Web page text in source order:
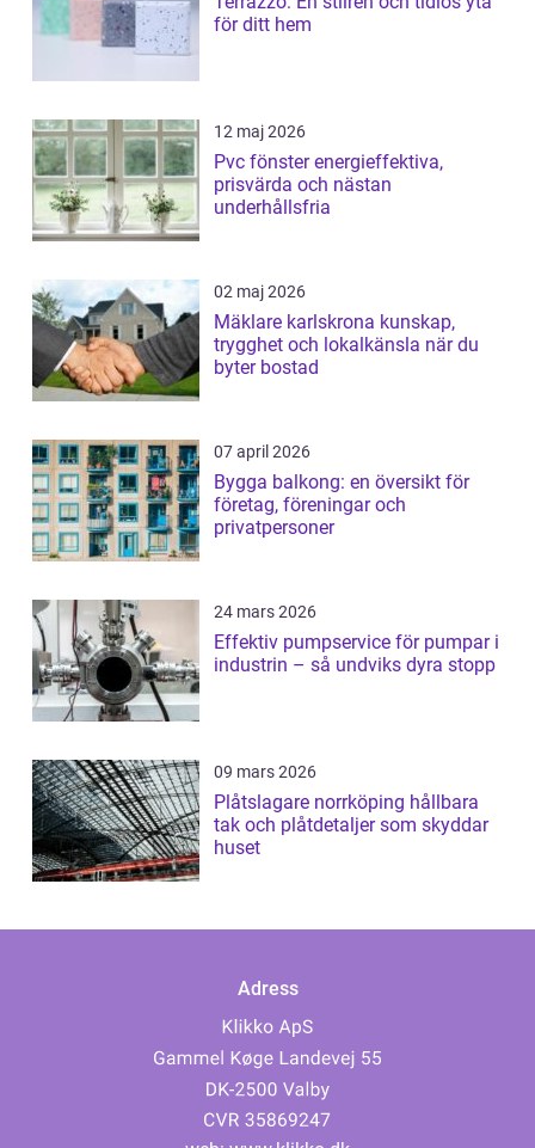
för ditt hem
12 maj 2026
Pvc fönster energieffektiva,
prisvärda och nästan
underhållsfria
02 maj 2026
Mäklare karlskrona kunskap,
trygghet och lokalkänsla när du
byter bostad
07 april 2026
Bygga balkong: en översikt för
företag, föreningar och
privatpersoner
24 mars 2026
Effektiv pumpservice för pumpar i
industrin – så undviks dyra stopp
09 mars 2026
Plåtslagare norrköping hållbara
tak och plåtdetaljer som skyddar
huset
Adress